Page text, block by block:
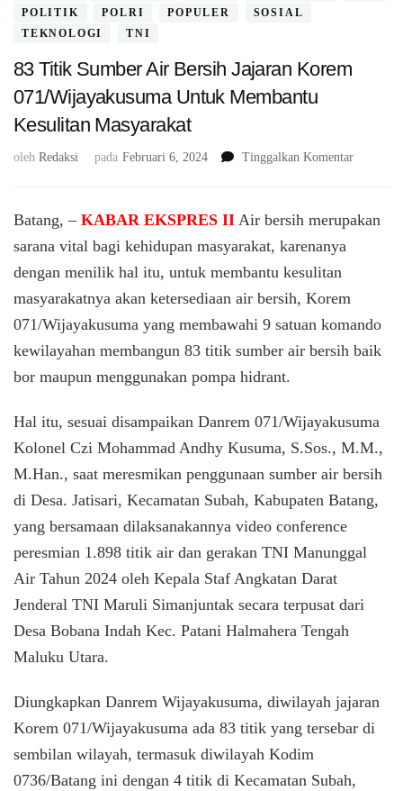
POLITIK
POLRI POPULER
SOSIAL
TEKNOLOGI
TNI
83 Titik Sumber Air Bersih Jajaran Korem
071/Wijayakusuma Untuk Membantu
Kesulitan Masyarakat
oleh Redaksi pada Februari 6, 2024 Tinggalkan Komentarpada
Sumber
Untuk
Batang, – KABAR EKSPRES II Air bersih merupakan
sarana vital bagi kehidupan masyarakat, karenanya
dengan menilik hal itu, untuk membantu kesulitan
masyarakatnya akan ketersediaan air bersih, Korem
071/Wijayakusuma yang membawahi 9 satuan komando
kewilayahan membangun 83 titik sumber air bersih baik
bor maupun menggunakan pompa hidrant.
Hal itu, sesuai disampaikan Danrem 071/Wijayakusuma
Kolonel Czi Mohammad Andhy Kusuma, S.Sos., M.M.,
M.Han., saat meresmikan penggunaan sumber air bersih
di Desa. Jatisari, Kecamatan Subah, Kabupaten Batang,
yang bersamaan dilaksanakannya video conference
peresmian 1.898 titik air dan gerakan TNI Manunggal
Air Tahun 2024 oleh Kepala Staf Angkatan Darat
Jenderal TNI Maruli Simanjuntak secara terpusat dari
Desa Bobana Indah Kec. Patani Halmahera Tengah
Maluku Utara.
Diungkapkan Danrem Wijayakusuma, diwilayah jajaran
Korem 071/Wijayakusuma ada 83 titik yang tersebar di
sembilan wilayah, termasuk diwilayah Kodim
0736/Batang ini dengan 4 titik di Kecamatan Subah,